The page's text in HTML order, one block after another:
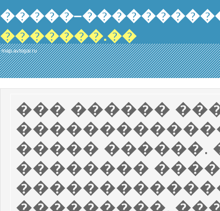
�������.��
map.avtogai.ru
��� ������
����� ������.
��������
���������,